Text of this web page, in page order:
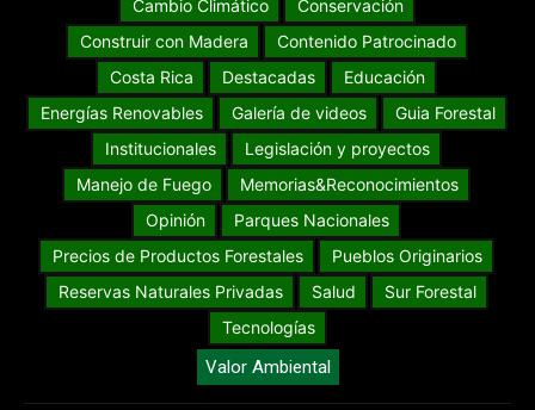
Cambio Climático
Conservación
Construir con Madera
Contenido Patrocinado
Costa Rica
Destacadas
Educación
Energías Renovables
Galería de videos
Guia Forestal
Institucionales
Legislación y proyectos
Manejo de Fuego
Memorias&Reconocimientos
Opinión
Parques Nacionales
Precios de Productos Forestales
Pueblos Originarios
Reservas Naturales Privadas
Salud
Sur Forestal
Tecnologías
Valor Ambiental